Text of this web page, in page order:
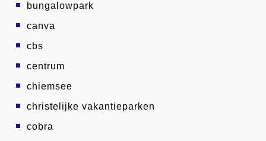
bungalowpark
canva
cbs
centrum
chiemsee
christelijke vakantieparken
cobra